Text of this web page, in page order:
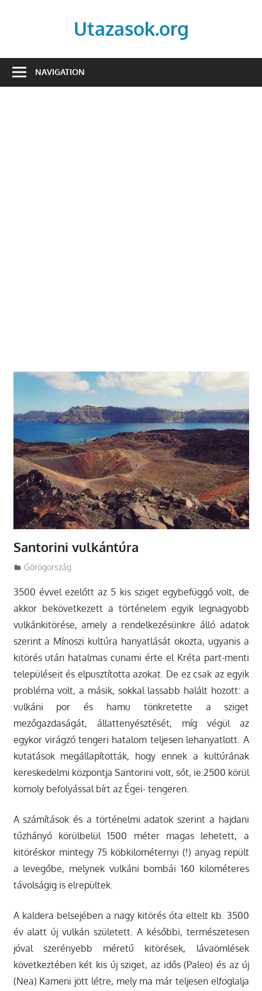
Utazasok.org
NAVIGATION
Santorini vulkántúra
Utazasok.org
Görögország
3500 évvel ezelőtt az 5 kis sziget egybefüggő volt, de
akkor bekövetkezett a történelem egyik legnagyobb
vulkánkitörése, amely a rendelkezésünkre álló adatok
szerint a Mínoszi kultúra hanyatlását okozta, ugyanis a
kitörés után hatalmas cunami érte el Kréta part-menti
településeit és elpusztította azokat. De ez csak az egyik
probléma volt, a másik, sokkal lassabb halált hozott: a
vulkáni por és hamu tönkretette a sziget
mezőgazdaságát, állattenyésztését, míg végül az
egykor virágzó tengeri hatalom teljesen lehanyatlott. A
kutatások megállapították, hogy ennek a kultúrának
kereskedelmi központja Santorini volt, sőt, ie.2500 körül
komoly befolyással bírt az Égei- tengeren.
A számítások és a történelmi adatok szerint a hajdani
tűzhányó körülbelül 1500 méter magas lehetett, a
kitöréskor mintegy 75 köbkilométernyi (!) anyag repült
a levegőbe, melynek vulkáni bombái 160 kilométeres
távolságig is elrepültek.
A kaldera belsejében a nagy kitörés óta eltelt kb. 3500
év alatt új vulkán született. A későbbi, természetesen
jóval szerényebb méretű kitörések, lávaömlések
következtében két kis új sziget, az idős (Paleo) és az új
(Nea) Kameni jött létre, mely ma már teljesen elfoglalja